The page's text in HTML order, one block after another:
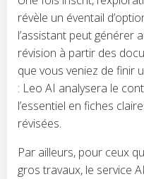
révèle un éventail
l’assistant peut générer
révision à partir des
que vous veniez de finir
: Leo AI analysera le
l’essentiel en fiches
révisées.
Par ailleurs, pour ceux
gros travaux, le service